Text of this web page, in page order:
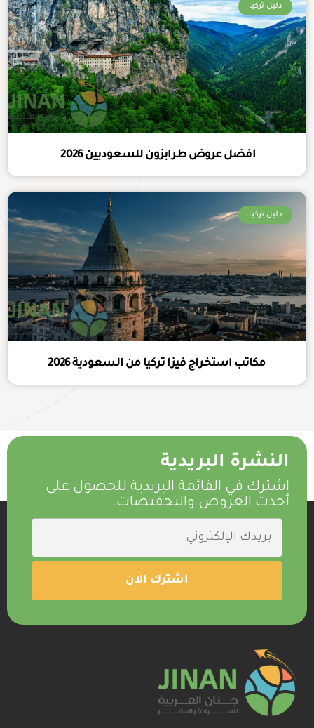
دليل تركيا
افضل عروض طرابزون للسعوديين 2026
دليل تركيا
مكاتب استخراج فيزا تركيا من السعودية 2026
النشرة البريدية
اشترك في القائمة البريدية للحصول على
أحدث العروض والتخفيضات.